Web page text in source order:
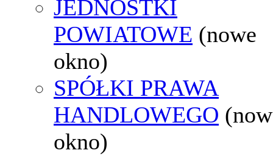
JEDNOSTKI
POWIATOWE (nowe
okno)
SPÓŁKI PRAWA
HANDLOWEGO
okno)